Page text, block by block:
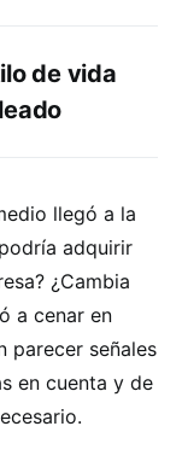
de vida
llegó a la
adquirir
¿Cambia
a cenar en
parecer señales
en cuenta y de